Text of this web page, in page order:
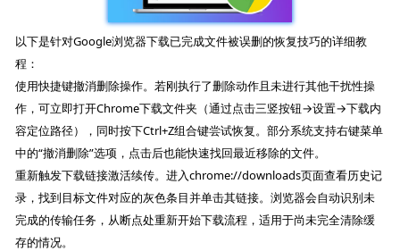
以下是针对Google浏览器下载已完成文件被误删的恢复技巧的详细教
程：
使用快捷键撤消删除操作。若刚执行了删除动作且未进行其他干扰性操
作，可立即打开Chrome下载文件夹（通过点击三竖按钮→设置→下载内
容定位路径），同时按下Ctrl+Z组合键尝试恢复。部分系统支持右键菜单
中的“撤消删除”选项，点击后也能快速找回最近移除的文件。
重新触发下载链接激活续传。进入chrome://downloads页面查看历史记
录，找到目标文件对应的灰色条目并单击其链接。浏览器会自动识别未
完成的传输任务，从断点处重新开始下载流程，适用于尚未完全清除缓
存的情况。